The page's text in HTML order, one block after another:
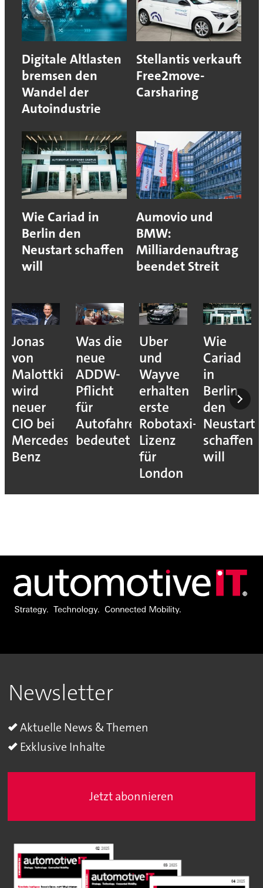
Digitale Altlasten
bremsen den
Wandel der
Autoindustrie
Stellantis verkauft
Free2move-
Carsharing
Wie Cariad in
Berlin den
Neustart schaffen
will
Aumovio und
BMW:
Milliardenauftrag
beendet Streit
Jonas
von
Malottki
wird
neuer
CIO bei
Mercedes-
Benz
Was die
neue
ADDW-
Pflicht
für
Autofahrer
bedeutet
Uber
und
Wayve
erhalten
erste
Robotaxi-
Lizenz
für
London
Wie
Cariad
in
Berlin
den
Neustart
schaffen
will
Newsletter
Aktuelle News & Themen
Exklusive Inhalte
Jetzt abonnieren